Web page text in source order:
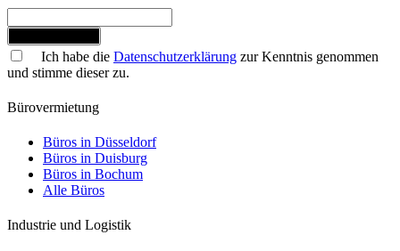
Ich habe die Datenschutzerklärung zur Kenntnis genommen
und stimme dieser zu.
Bürovermietung
Büros in Düsseldorf
Büros in Duisburg
Büros in Bochum
Alle Büros
Industrie und Logistik